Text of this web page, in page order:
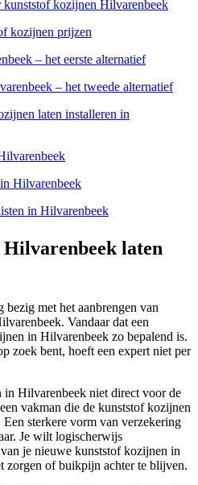
kozijnen Hilvarenbeek
kozijnen prijzen
– het eerste alternatief
– het tweede alternatief
laten installeren in
Hilvarenbeek
in Hilvarenbeek
laten
bezig met het aanbrengen van
Vandaar dat een
in Hilvarenbeek zo bepalend is.
zoek bent, hoeft een expert niet per
Hilvarenbeek niet direct voor de
vakman die de kunststof kozijnen
sterkere vorm van verzekering
Je wilt logischerwijs
je nieuwe kunststof kozijnen in
zorgen of buikpijn achter te blijven.